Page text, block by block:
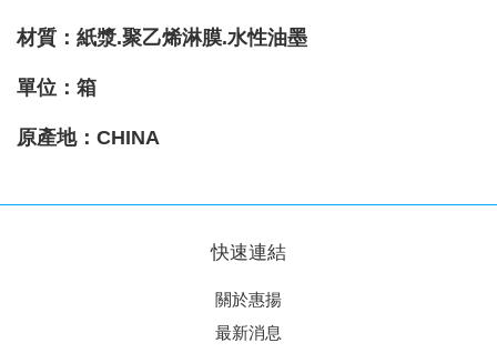
材質：紙漿.聚乙烯淋膜.水性油墨
單位：箱
原產地：CHINA
快速連結
關於惠揚
最新消息